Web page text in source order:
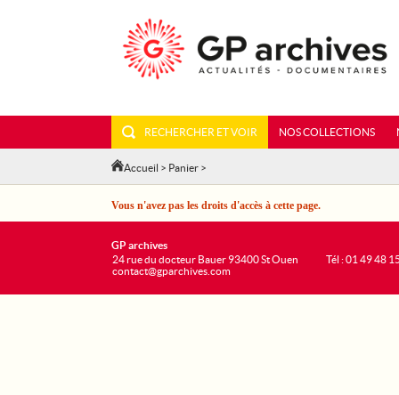
RECHERCHER ET VOIR NOS COLLECTIONS
Accueil > Panier >
Vous n'avez pas les droits d'accès à cette page.
GP archives
24 rue du docteur Bauer 93400 St Ouen
contact@gparchives.com
Tél : 01 49 48